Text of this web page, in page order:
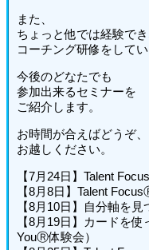
また、
ちょっと他では経験で
コーチング研修をしてい
今後のどなたでも
参加出来るセミナーを
ご紹介します。
お時間が合えばどうぞ、
お越しください。
【7月24日】Talent
【8月8日】Talent
【8月10日】自分軸を
【8月19日】カードを
YouⓇ体験会）